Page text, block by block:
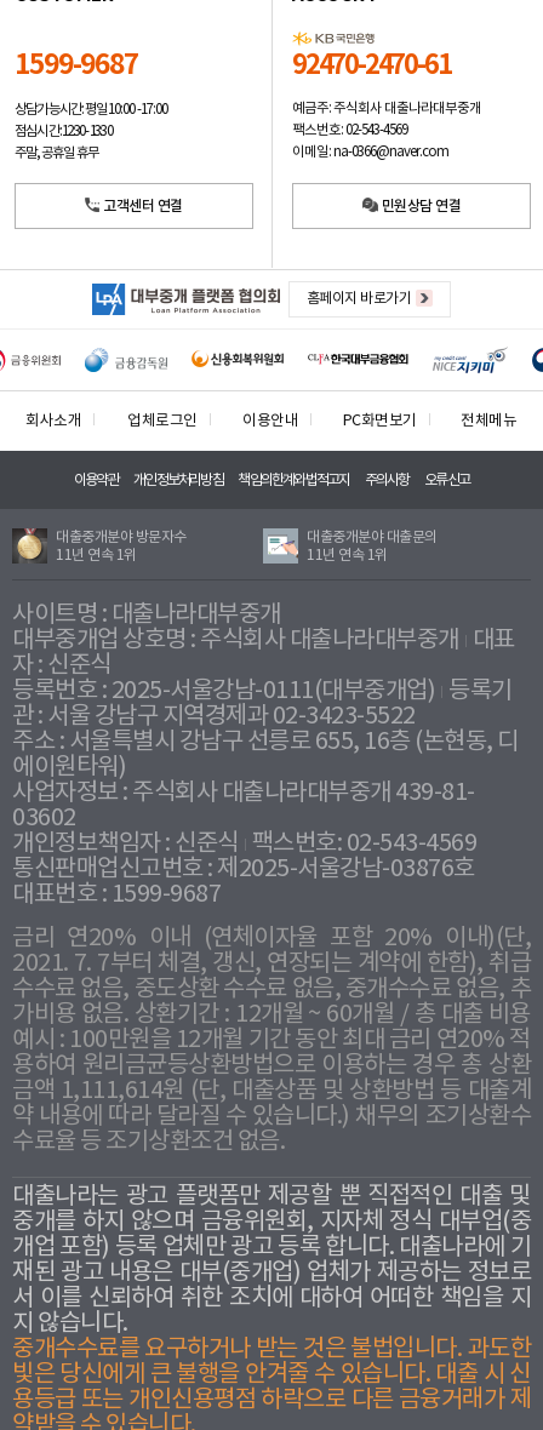
1599-9687
상담가능시간: 평일10:00 -17:00
점심시간: 12:30 - 13:30
주말, 공휴일 휴무
고객센터 연결
92470-2470-61
예금주: 주식회사 대출나라대부중개
팩스번호: 02-543-4569
이메일: na-0366@naver.com
민원상담 연결
홈페이지 바로가기
회사소개 업체로그인 이용안내 PC화면보기 전체메뉴
이용약관 개인정보처리방침 책임의한계와법적고지 주의사항 오류신고
대출중개분야 방문자수
11년 연속 1위
대출중개분야 대출문의
11년 연속 1위
사이트명 : 대출나라대부중개
대부중개업 상호명 : 주식회사 대출나라대부중개
대표
자 : 신준식
등록번호 : 2025-서울강남-0111(대부중개업) 등록기
관 : 서울 강남구 지역경제과 02-3423-5522
주소 : 서울특별시 강남구 선릉로 655, 16층 (논현동, 디
에이원타워)
사업자정보 : 주식회사 대출나라대부중개 439-81-
03602
개인정보책임자 : 신준식
팩스번호: 02-543-4569
통신판매업신고번호 : 제2025-서울강남-03876호
대표번호 : 1599-9687
금리 연20% 이내 (연체이자율 포함 20% 이내)(단,
2021. 7. 7부터 체결, 갱신, 연장되는 계약에 한함), 취급
수수료 없음, 중도상환 수수료 없음, 중개수수료 없음, 추
가비용 없음. 상환기간 : 12개월 ~ 60개월 / 총 대출 비용
예시 : 100만원을 12개월 기간 동안 최대 금리 연20% 적
용하여 원리금균등상환방법으로 이용하는 경우 총 상환
금액 1,111,614원 (단, 대출상품 및 상환방법 등 대출계
약 내용에 따라 달라질 수 있습니다.) 채무의 조기상환수
수료율 등 조기상환조건 없음.
대출나라는 광고 플랫폼만 제공할 뿐 직접적인 대출 및
중개를 하지 않으며 금융위원회, 지자체 정식 대부업(중
개업 포함) 등록 업체만 광고 등록 합니다. 대출나라에 기
재된 광고 내용은 대부(중개업) 업체가 제공하는 정보로
서 이를 신뢰하여 취한 조치에 대하여 어떠한 책임을 지
지 않습니다.
중개수수료를 요구하거나 받는 것은 불법입니다. 과도한
빛은 당신에게 큰 불행을 안겨줄 수 있습니다. 대출 시 신
용등급 또는 개인신용평점 하락으로 다른 금융거래가 제